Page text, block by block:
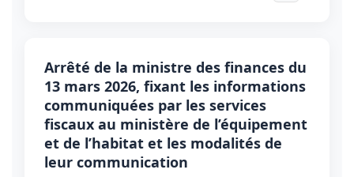
Arrêté de la ministre des finances du
13 mars 2026, fixant les informations
communiquées par les services
fiscaux au ministère de l’équipement
et de l’habitat et les modalités de
leur communication